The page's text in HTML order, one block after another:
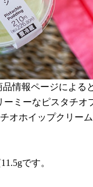
情報ページによる
ーミーなピスタチオ
オホイップクリー
です。